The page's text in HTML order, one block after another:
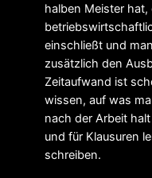
halben Meister hat,
einschließt und
zusätzlich den
Zeitaufwand ist
wissen, auf was
nach der Arbeit
und für Klausuren
schreiben.